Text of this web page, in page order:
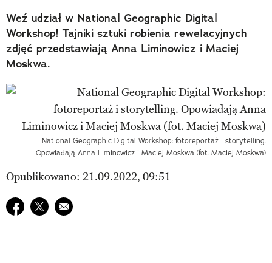
Weź udział w National Geographic Digital
Workshop! Tajniki sztuki robienia rewelacyjnych
zdjęć przedstawiają Anna Liminowicz i Maciej
Moskwa.
National Geographic Digital Workshop: fotoreportaż i storytelling.
Opowiadają Anna Liminowicz i Maciej Moskwa (fot. Maciej Moskwa)
Opublikowano: 21.09.2022, 09:51
Udostępnij na facebook
Udostępnij na twitter
E-mail do przyjaciela